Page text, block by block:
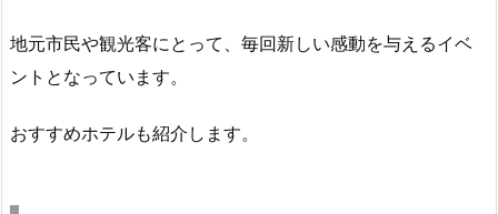
地元市民や観光客にとって、毎回新しい感動を与えるイベ
ントとなっています。
おすすめホテルも紹介します。